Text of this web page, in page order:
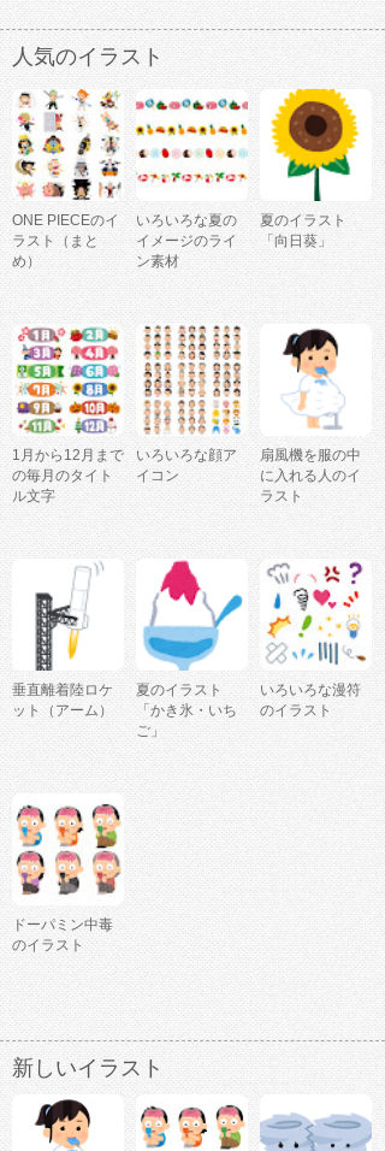
人気のイラスト
ONE PIECEのイ
ラスト（まと
め）
いろいろな夏の
イメージのライ
ン素材
夏のイラスト
「向日葵」
1月から12月まで
の毎月のタイト
ル文字
いろいろな顔ア
イコン
扇風機を服の中
に入れる人のイ
ラスト
垂直離着陸ロケ
ット（アーム）
夏のイラスト
「かき氷・いち
ご」
いろいろな漫符
のイラスト
ドーパミン中毒
のイラスト
新しいイラスト